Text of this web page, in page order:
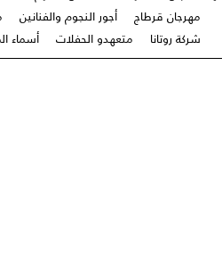
مهرجان قرطاج
أجور النجوم والفنانين
شركة روتانا
متعهدو الحفلات أسماء